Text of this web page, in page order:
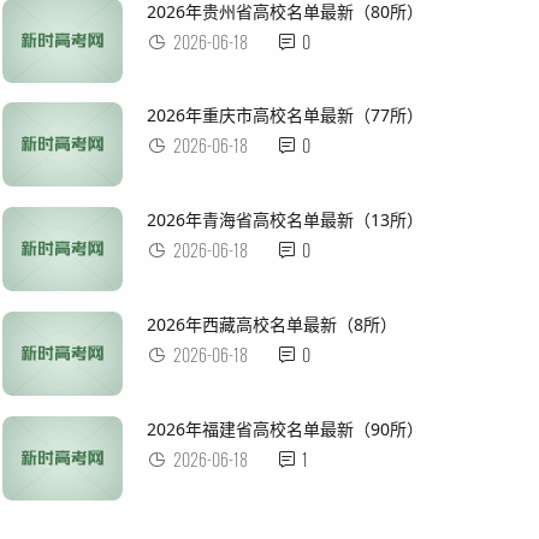
2026年贵州省高校名单最新（80所）
2026-06-18 0
2026年重庆市高校名单最新（77所）
2026-06-18 0
2026年青海省高校名单最新（13所）
2026-06-18 0
2026年西藏高校名单最新（8所）
2026-06-18 0
2026年福建省高校名单最新（90所）
2026-06-18 1